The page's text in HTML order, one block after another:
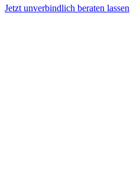
Jetzt unverbindlich beraten lassen